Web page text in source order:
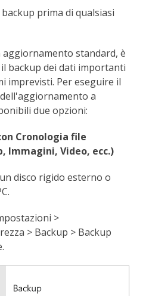
prima di qualsiasi
aggiornamento standard, è
backup dei dati importanti
imprevisti. Per eseguire il
a
due opzioni:
Cronologia file
Immagini, Video, ecc.)
disco rigido esterno o
>
> Backup > Backup